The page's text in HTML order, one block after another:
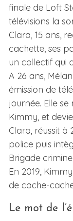
finale de Loft
télévisions la
Clara, 15 ans,
cachette, ses
un collectif qui
A 26 ans,
émission de
journée. Elle
Kimmy, et
Clara, réussit à
police puis
Brigade
En 2019,
de cache-
Le mot de